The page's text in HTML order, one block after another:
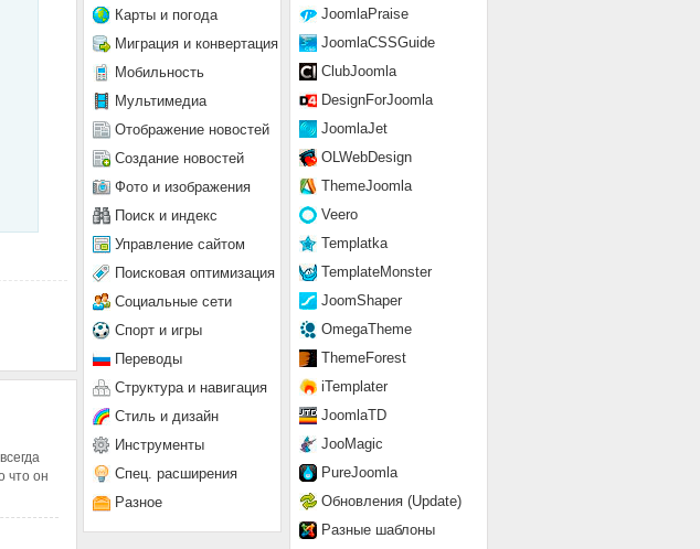
что он
JoomlaPraise
JoomlaCSSGuide
ClubJoomla
DesignForJoomla
JoomlaJet
OLWebDesign
ThemeJoomla
Veero
Templatka
TemplateMonster
JoomShaper
OmegaTheme
ThemeForest
iTemplater
JoomlaTD
JooMagic
PureJoomla
Обновления (Update)
Разные шаблоны
Карты и погода
Миграция и конвертация
Мобильность
Мультимедиа
Отображение новостей
Создание новостей
Фото и изображения
Поиск и индекс
Управление сайтом
Поисковая оптимизация
Социальные сети
Спорт и игры
Переводы
Структура и навигация
Стиль и дизайн
Инструменты
Спец. расширения
Разное